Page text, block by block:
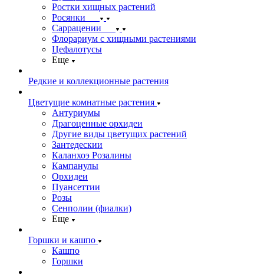
Ростки хищных растений
Росянки
Саррацении
Флорариум с хищными растениями
Цефалотусы
Еще
Редкие и коллекционные растения
Цветущие комнатные растения
Антуриумы
Драгоценные орхидеи
Другие виды цветущих растений
Зантедескии
Каланхоэ Розалины
Кампанулы
Орхидеи
Пуансеттии
Розы
Сенполии (фиалки)
Еще
Горшки и кашпо
Кашпо
Горшки